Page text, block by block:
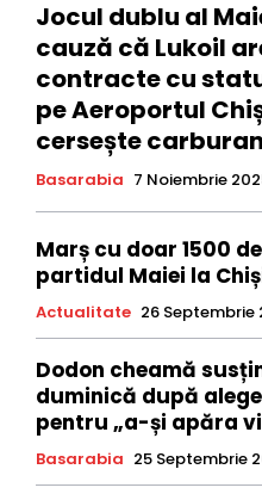
Jocul dublu al
cauză că Lukoil
contracte cu
pe Aeroportul
cersește
Basarabia 7 Noiembrie
Marș cu doar 1500
partidul Maiei la
Actualitate 26 Septembrie
Dodon cheamă
duminică după
pentru „a-și apăra
Basarabia 25 Septembrie